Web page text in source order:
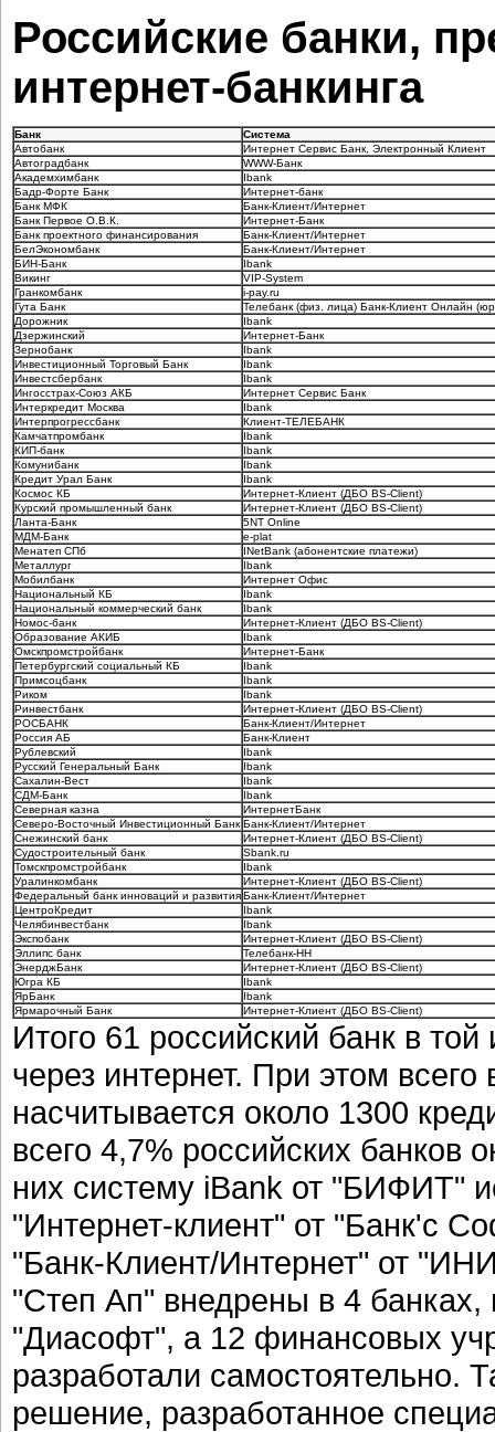
Российские банки,
интернет-банкинга
Банк
Система
Автобанк
Интернет Сервис Банк, Электронный Клиент
Автоградбанк
WWW-Банк
Академхимбанк
Ibank
Бадр-Форте Банк
Интернет-банк
Банк МФК
Банк-Клиент/Интернет
Банк Первое О.В.К.
Интернет-Банк
Банк проектного финансирования
Банк-Клиент/Интернет
БелЭкономбанк
Банк-Клиент/Интернет
БИН-Банк
Ibank
Викинг
VIP-System
Гранкомбанк
i-pay.ru
Гута Банк
Телебанк (физ. лица) Банк-Клиент Онлайн
Дорожник
Ibank
Дзержинский
Интернет-Банк
Зернобанк
Ibank
Инвестиционный Торговый Банк
Ibank
Инвестсбербанк
Ibank
Ингосстрах-Cоюз АКБ
Интернет Сервис Банк
Интеркредит Москва
Ibank
Интерпрогрессбанк
Клиент-ТЕЛЕБАНК
Камчатпромбанк
Ibank
КИП-банк
Ibank
Комунибанк
Ibank
Кредит Урал Банк
Ibank
Космос КБ
Интернет-Клиент (ДБО BS-Client)
Курский промышленный банк
Интернет-Клиент (ДБО BS-Client)
Ланта-Банк
5NT Online
МДМ-Банк
e-plat
Менатеп СПб
INetBank (абонентские платежи)
Металлург
Ibank
Мобилбанк
Интернет Офис
Национальный КБ
Ibank
Национальный коммерческий банк
Ibank
Номос-банк
Интернет-Клиент (ДБО BS-Client)
Образование АКИБ
Ibank
Омскпромстройбанк
Интернет-Банк
Петербургский социальный КБ
Ibank
Примсоцбанк
Ibank
Риком
Ibank
Ринвестбанк
Интернет-Клиент (ДБО BS-Client)
РОСБАНК
Банк-Клиент/Интернет
Россия АБ
Банк-Клиент
Рублевский
Ibank
Русский Генеральный Банк
Ibank
Сахалин-Вест
Ibank
СДМ-Банк
Ibank
Северная казна
ИнтернетБанк
Северо-Восточный Инвестиционный Банк Банк-Клиент/Интернет
Снежинский банк
Интернет-Клиент (ДБО BS-Client)
Судостроительный банк
Sbank.ru
Томскпромстройбанк
Ibank
Уралинкомбанк
Интернет-Клиент (ДБО BS-Client)
Федеральный банк инноваций и развитияБанк-Клиент/Интернет
ЦентроКредит
Ibank
Челябинвестбанк
Ibank
Экспобанк
Интернет-Клиент (ДБО BS-Client)
Эллипс банк
Телебанк-НН
ЭнерджБанк
Интернет-Клиент (ДБО BS-Client)
Югра КБ
Ibank
ЯрБанк
Ibank
Ярмарочный Банк
Интернет-Клиент (ДБО BS-Client)
Итого 61 российский банк в
через интернет. При этом
насчитывается около 1300
всего 4,7% российских банков
них систему iBank от "БИФИТ"
"Интернет-клиент" от "Банк'с
"Банк-Клиент/Интернет" от
"Степ Ап" внедрены в 4
"Диасофт", а 12 финансовых
разработали самостоятельно.
решение, разработанное